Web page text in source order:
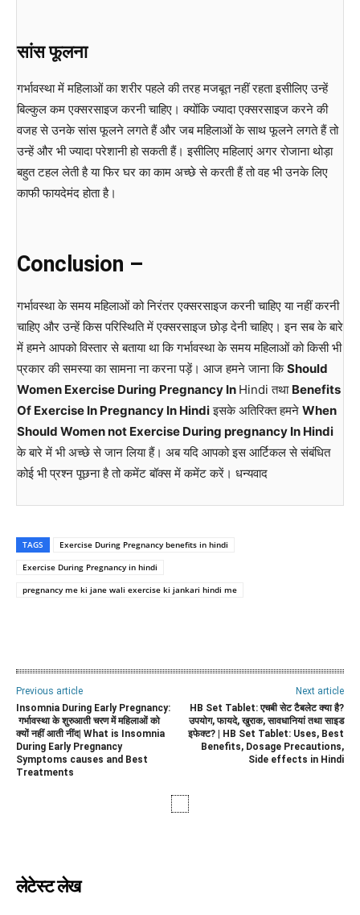
सांस फूलना
गर्भावस्था में महिलाओं का शरीर पहले की तरह मजबूत नहीं रहता इसीलिए उन्हें
बिल्कुल कम एक्सरसाइज करनी चाहिए। क्योंकि ज्यादा एक्सरसाइज करने की
वजह से उनके सांस फूलने लगते हैं और जब महिलाओं के साथ फूलने लगते हैं तो
उन्हें और भी ज्यादा परेशानी हो सकती हैं। इसीलिए महिलाएं अगर रोजाना थोड़ा
बहुत टहल लेती है या फिर घर का काम अच्छे से करती हैं तो वह भी उनके लिए
काफी फायदेमंद होता है।
Conclusion –
गर्भावस्था के समय महिलाओं को निरंतर एक्सरसाइज करनी चाहिए या नहीं करनी
चाहिए और उन्हें किस परिस्थिति में एक्सरसाइज छोड़ देनी चाहिए। इन सब के बारे
में हमने आपको विस्तार से बताया था कि गर्भावस्था के समय महिलाओं को किसी भी
प्रकार की समस्या का सामना ना करना पड़ें। आज हमने जाना किShould
Women Exercise During Pregnancy In Hindi तथा Benefits
Of Exercise In Pregnancy In Hindiइसके अतिरिक्त हमने When
Should Women not Exercise During pregnancy In Hindi
के बारे में भी अच्छे से जान लिया हैं। अब यदि आपको इस आर्टिकल से संबंधित
कोई भी प्रश्न पूछना है तो कमेंट बॉक्स में कमेंट करें। धन्यवाद
TAGS
Exercise During Pregnancy benefits in hindi
Exercise During Pregnancy in hindi
pregnancy me ki jane wali exercise ki jankari hindi me
Previous article
Insomnia During Early Pregnancy:
गर्भावस्था के शुरुआती चरण में महिलाओं को
क्यों नहीं आती नींद| What is Insomnia
During Early Pregnancy
Symptoms causes and Best
Treatments
Next article
HB Set Tablet: एचबी सेट टैबलेट क्या है?
उपयोग, फायदे, खुराक, सावधानियां तथा साइड
इफेक्ट? | HB Set Tablet: Uses, Best
Benefits, Dosage Precautions,
Side effects in Hindi
लेटेस्ट लेख